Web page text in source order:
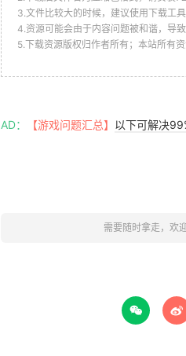
3.文件比较大的时候，建议使用下载工
4.资源可能会由于内容问题被和谐，导
5.下载资源版权归作者所有；本站所有
AD： 【游戏问题汇总】 以下可解决
需要随时拿走，欢
 